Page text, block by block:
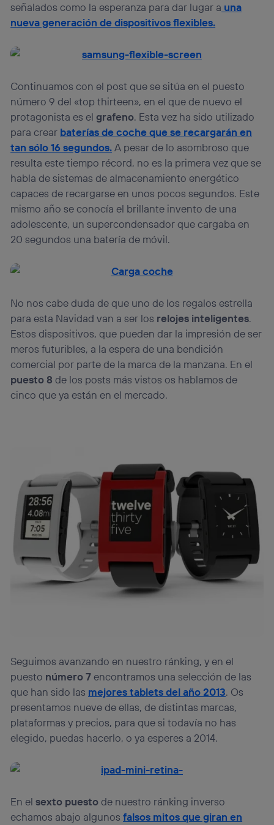
señalados como la esperanza para dar lugar a una
nueva generación de dispositivos flexibles.
Continuamos con el post que se sitúa en el puesto
número 9 del «top thirteen», en el que de nuevo el
protagonista es elgrafeno. Esta vez ha sido utilizado
para crear baterías de coche que se recargarán en
tan sólo 16 segundos.A pesar de lo asombroso que
resulta este tiempo récord, no es la primera vez que se
habla de sistemas de almacenamiento energético
capaces de recargarse en unos pocos segundos. Este
mismo año se conocía el brillante invento de una
adolescente, un supercondensador que cargaba en
20 segundos una batería de móvil.
No nos cabe duda de que uno de los regalos estrella
para esta Navidad van a ser los relojes inteligentes.
Estos dispositivos, que pueden dar la impresión de ser
meros futuribles, a la espera de una bendición
comercial por parte de la marca de la manzana. En el
puesto 8 de los posts más vistos os hablamos de
cinco que ya están en el mercado.
Seguimos avanzando en nuestro ránking, y en el
puesto número 7encontramos una selección de las
que han sido las mejores tablets del año 2013. Os
presentamos nueve de ellas, de distintas marcas,
plataformas y precios, para que si todavía no has
elegido, puedas hacerlo, o ya esperes a 2014.
En el sexto puestode nuestro ránking inverso
echamos abajo algunosfalsos mitos que giran en